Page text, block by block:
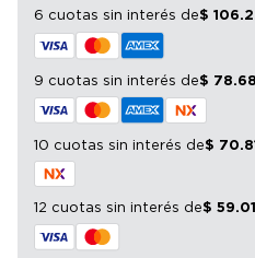
6 cuotas sin interés de$ 106.
9 cuotas sin interés de$ 78.
10 cuotas sin interés de$ 70.
12 cuotas sin interés de$ 59.